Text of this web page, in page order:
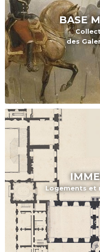
BASE
des
Logements et